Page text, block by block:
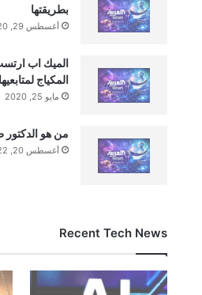
بطريقتها
أغسطس 29, 2020
الميك اب
المكياج لمتابعيها
مايو 25, 2020
من هو
أغسطس 20, 2022
Recent Tech News